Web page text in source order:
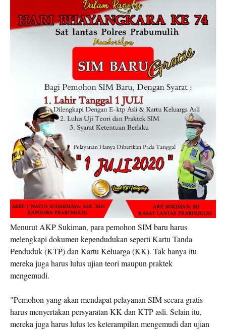
Menurut AKP Sukiman, para pemohon SIM baru harus
melengkapi dokumen kependudukan seperti Kartu Tanda
Penduduk (KTP) dan Kartu Keluarga (KK). Tak hanya itu
mereka juga harus lulus ujian teori maupun praktek
mengemudi.
"Pemohon yang akan mendapat pelayanan SIM secara gratis
harus menyertakan persyaratan KK dan KTP asli. Selain itu,
mereka juga harus lulus tes keterampilan mengemudi dan ujian